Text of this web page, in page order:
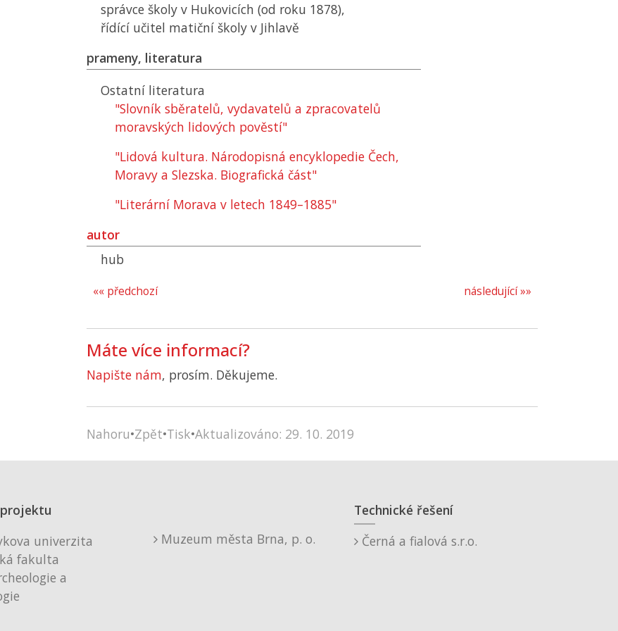
správce školy v Hukovicích (od roku 1878),
řídící učitel matiční školy v Jihlavě
prameny, literatura
Ostatní literatura
"Slovník sběratelů, vydavatelů a zpracovatelů
moravských lidových pověstí"
"Lidová kultura. Národopisná encyklopedie Čech,
Moravy a Slezska. Biografická část"
"Literární Morava v letech 1849–1885"
autor
hub
následující »»
«« předchozí
Máte více informací?
Napište nám, prosím. Děkujeme.
Nahoru•Zpět•Tisk•Aktualizováno: 29. 10. 2019
univerzita
fakulta
a
Muzeum města Brna, p. o.
Technické řešení
Černá a fialová s.r.o.